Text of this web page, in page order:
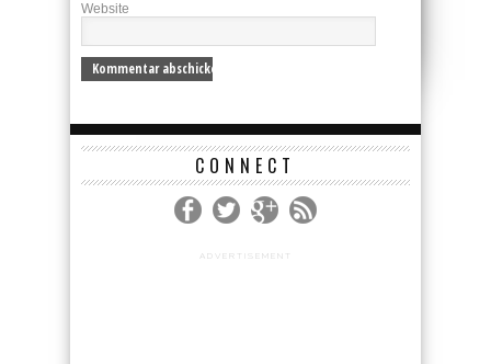
Website
CONNECT
ADVERTISEMENT